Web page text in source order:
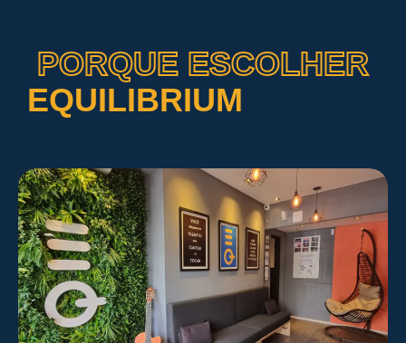
PORQUE ESCOLHER
EQUILIBRIUM